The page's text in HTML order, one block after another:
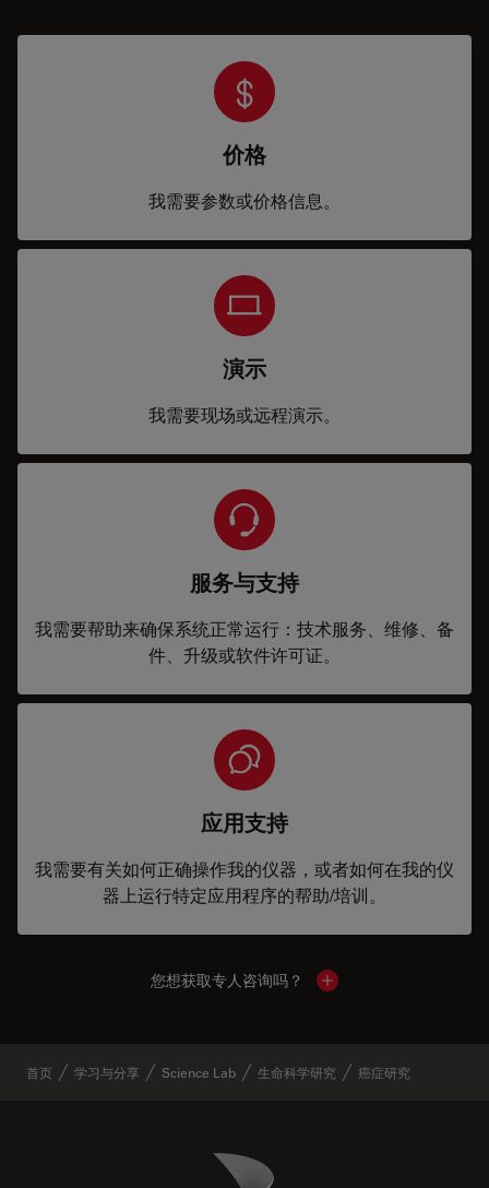
价格
我需要参数或价格信息。
演示
我需要现场或远程演示。
服务与支持
我需要帮助来确保系统正常运行：技术服务、维修、备
件、升级或软件许可证。
应用支持
我需要有关如何正确操作我的仪器，或者如何在我的仪
器上运行特定应用程序的帮助/培训。
您想获取专人咨询吗？ Show local contacts
首页 学习与分享 Science Lab 生命科学研究 癌症研究
Danaher Logo